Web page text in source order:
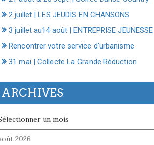
2 juillet | LES JEUDIS EN CHANSONS
3 juillet au14 août | ENTREPRISE JEUNESSE
Rencontrer votre service d’urbanisme
31 mai | Collecte La Grande Réduction
ARCHIVES
2026